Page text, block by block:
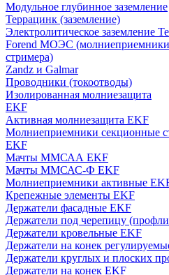
Модульное глубинное заземление
Террацинк (заземление)
Электролитическое заземление
Forend МОЭС
стримера)
Zandz и Galmar
Проводники (токоотводы)
Изолированная молниезащита
EKF
Активная молниезащита EKF
Молниеприемники секционные
EKF
Мачты ММСАА EKF
Мачты ММСАС-Ф EKF
Молниеприемники активные
Крепежные элементы EKF
Держатели фасадные EKF
Держатели под черепицу
Держатели кровельные EKF
Держатели на конек
Держатели круглых и плоских
Держатели на конек EKF